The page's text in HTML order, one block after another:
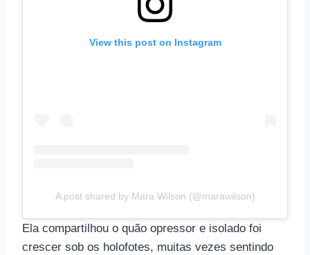
View this post on Instagram
A post shared by Mara Wilson (@marawilson)
Ela compartilhou o quão opressor e isolado foi
crescer sob os holofotes, muitas vezes sentindo